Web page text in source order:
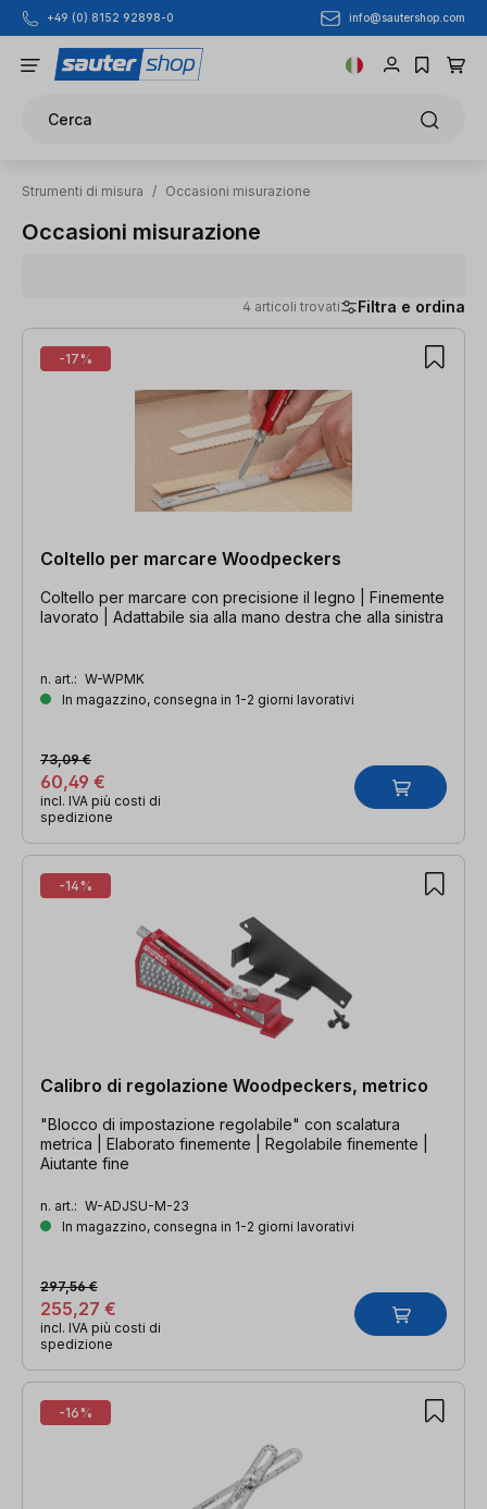
Passa al contenuto principale
+49 (0) 8152 92898-0 info@sautershop.com
Cerca
Strumenti di misura / Occasioni misurazione
Occasioni misurazione
4 articoli trovati Filtra e ordina
4 articoli trovati
-17%
Coltello per marcare Woodpeckers
Coltello per marcare con precisione il legno | Finemente
lavorato | Adattabile sia alla mano destra che alla sinistra
n. art.: W-WPMK
In magazzino, consegna in 1-2 giorni lavorativi
60,49 €
73,09 €
incl. IVA più costi di
spedizione
-14%
Calibro di regolazione Woodpeckers, metrico
"Blocco di impostazione regolabile" con scalatura
metrica | Elaborato finemente | Regolabile finemente |
Aiutante fine
n. art.: W-ADJSU-M-23
In magazzino, consegna in 1-2 giorni lavorativi
255,27 €
297,56 €
incl. IVA più costi di
spedizione
-16%